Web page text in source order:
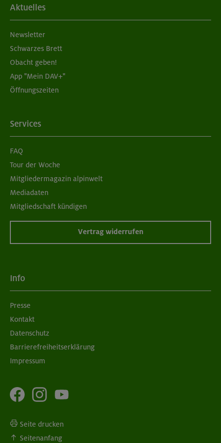
Aktuelles
Newsletter
Schwarzes Brett
Obacht geben!
App "Mein DAV+"
Öffnungszeiten
Services
FAQ
Tour der Woche
Mitgliedermagazin alpinwelt
Mediadaten
Mitgliedschaft kündigen
Vertrag widerrufen
Info
Presse
Kontakt
Datenschutz
Barrierefreiheitserklärung
Impressum
Seite drucken
Seitenanfang